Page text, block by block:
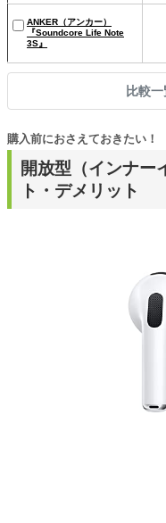
ANKER（アンカー）
『Soundcore Life Note
3S』
比較
開放型（インナー
ト・デメリット
購入前におさえておきたい！